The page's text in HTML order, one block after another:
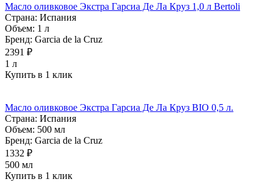
Масло оливковое Экстра Гарсиа Де Ла Круз 1,0 л Bertoli
Страна: Испания
Объем: 1 л
Бренд: Garcia de la Cruz
2391 ₽
1 л
Купить в 1 клик
Масло оливковое Экстра Гарсиа Де Ла Круз BIO 0,5 л.
Страна: Испания
Объем: 500 мл
Бренд: Garcia de la Cruz
1332 ₽
500 мл
Купить в 1 клик